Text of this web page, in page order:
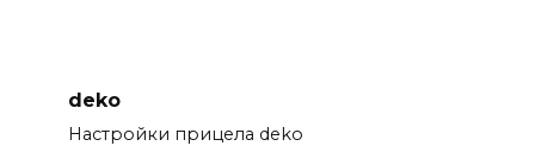
deko
Настройки прицела deko